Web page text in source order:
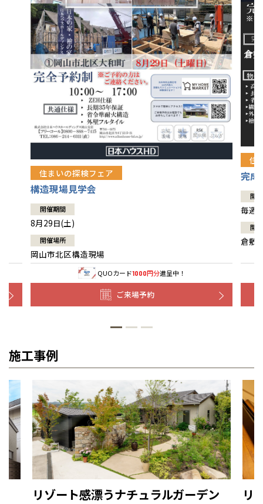
住まいの探検フェア
構造現場見学会
開催期間
8月29日(土)
開催場所
岡山市北区構造現場
QUOカード1000円分進呈中！
ご来場予約
住
完成
開
毎週
開
倉敷
施工事例
リゾート感漂うナチュラルガーデン
リ